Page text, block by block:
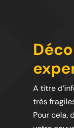
A titre
très
Pour cela,